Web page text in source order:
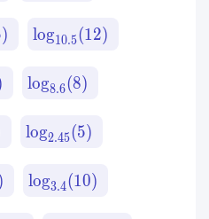
) log10.5(12)
log8.6(8)
log2.45(5)
) log3.4(10)